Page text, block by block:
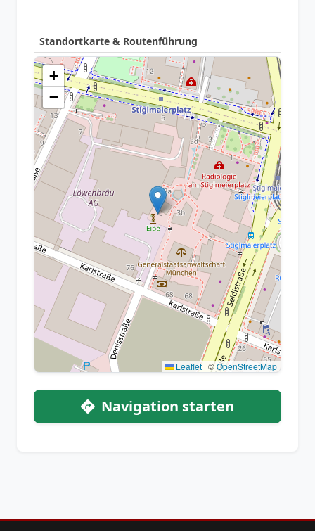
Standortkarte & Routenführung
+
−
Leaflet | ©OpenStreetMap
Navigation starten